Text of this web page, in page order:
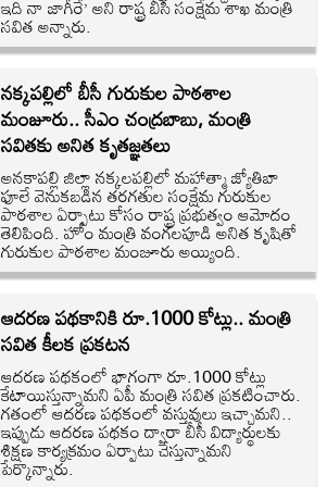
ఇది నా జాగీరే’ అని రాష్ట్ర బీసీ సంక్షేమ శాఖ మంత్రి
సవిత అన్నారు.
నక్కపల్లిలో బీసీ గురుకుల పాఠశాల
మంజూరు.. సీఎం చంద్రబాబు, మంత్రి
సవితకు అనిత కృతజ్ఞతలు
అనకాపల్లి జిల్లా నక్కలపల్లిలో మహాత్మా జ్యోతిబా
ఫూలే వెనుకబడిన తరగతుల సంక్షేమ గురుకుల
పాఠశాల ఏర్పాటు కోసం రాష్ట్ర ప్రభుత్వం ఆమోదం
తెలిపింది. హోం మంత్రి వంగలపూడి అనిత కృషితో
గురుకుల పాఠశాల మంజూరు అయ్యింది.
ఆదరణ పథకానికి రూ.1000 కోట్లు.. మంత్రి
సవిత కీలక ప్రకటన
ఆదరణ పథకంలో భాగంగా రూ.1000 కోట్లు
కేటాయిస్తున్నామని ఏపీ మంత్రి సవిత ప్రకటించారు.
గతంలో ఆదరణ పథకంలో వస్తువులు ఇచ్చామని..
ఇప్పుడు ఆదరణ పథకం ద్వారా బీసీ విద్యార్థులకు
శిక్షణ కార్యక్రమం ఏర్పాటు చేస్తున్నామని
పేర్కొన్నారు.